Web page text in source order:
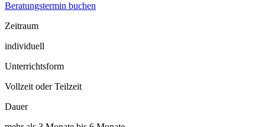
Beratungstermin buchen
Zeitraum
individuell
Unterrichtsform
Vollzeit oder Teilzeit
Dauer